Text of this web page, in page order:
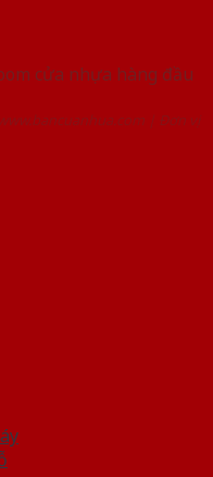
cửa nhựa hàng đầu
| Đơn vị